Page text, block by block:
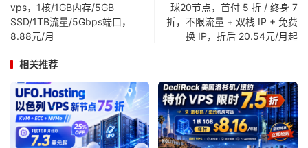
vps，1核/1GB内存/5GB
SSD/1TB流量/5Gbps端口，
8.88元/月
球20节点，首付 5 折 / 终身 7
折，不限流量 + 双栈 IP + 免费
换 IP，折后 20.54元/月起
相关推荐